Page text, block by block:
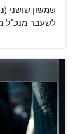
לשעבר מנכ"ל